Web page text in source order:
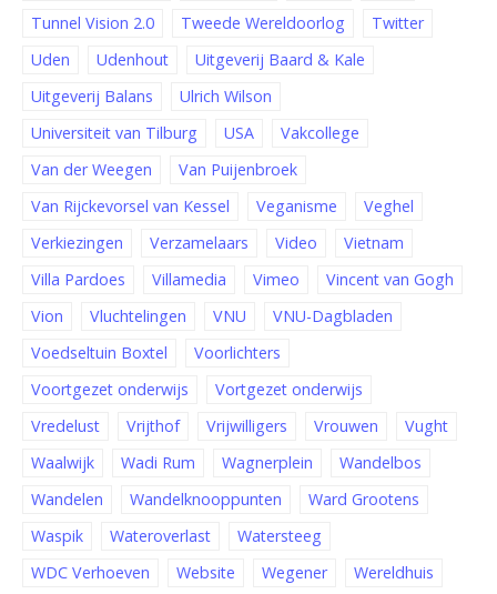
Tunnel Vision 2.0
Tweede Wereldoorlog
Twitter
Uden
Udenhout
Uitgeverij Baard & Kale
Uitgeverij Balans
Ulrich Wilson
Universiteit van Tilburg
USA
Vakcollege
Van der Weegen
Van Puijenbroek
Van Rijckevorsel van Kessel
Veganisme
Veghel
Verkiezingen
Verzamelaars Video
Vietnam
Villa Pardoes
Villamedia Vimeo
Vincent van Gogh
Vion
Vluchtelingen VNU
VNU-Dagbladen
Voedseltuin Boxtel
Voorlichters
Voortgezet onderwijs
Vortgezet onderwijs
Vredelust
Vrijthof Vrijwilligers Vrouwen
Vught
Waalwijk
Wadi Rum Wagnerplein
Wandelbos
Wandelen
Wandelknooppunten
Ward Grootens
Waspik
Wateroverlast
Watersteeg
WDC Verhoeven
Website Wegener Wereldhuis